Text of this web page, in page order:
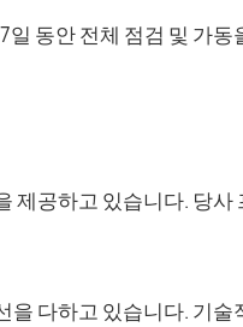
동안 전체 점검 및 가동
제공하고 있습니다. 당
다하고 있습니다. 기